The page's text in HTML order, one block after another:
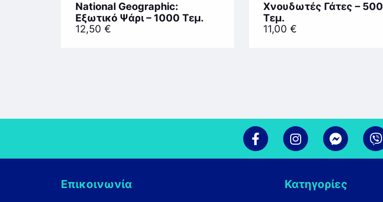
National Geographic:
Εξωτικό Ψάρι – 1000 Τεμ.
12,50 €
Χνουδωτές Γάτες – 500
Τεμ.
11,00€
Επικοινωνία Κατηγορίες